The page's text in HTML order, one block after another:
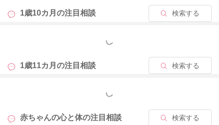
上育てていれば人工栄養、その間であれば混合栄養、というよ
うに捉えて栄養の評価をすることはありますが、一般の方が気
しているものかは、どこで誰にアンケートを書くように言われ
たのかによりますので、アンケートの項目の定義や理由につい
小児科や健診などでアンケートを求められた場合は、お子さん
の成長発達を評価する判断材料としてお聞きしています。小児
1歳10カ月の注目相談 検索する
もっと見る
1歳11カ月の注目相談 検索する
もっと見る
赤ちゃんの心と体の注目相談 検索する